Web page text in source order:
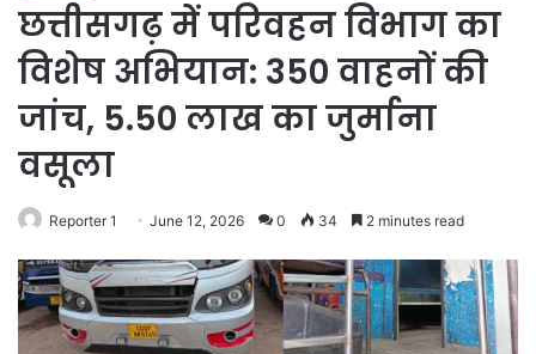
छत्तीसगढ़ में परिवहन विभाग का
विशेष अभियान: 350 वाहनों की
जांच, 5.50 लाख का जुर्माना
वसूला
Reporter 1 June 12, 2026 0 34 2 minutes read